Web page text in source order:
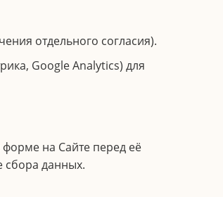
отдельного согласия).
Google Analytics) для
форме на Сайте перед её
сбора данных.